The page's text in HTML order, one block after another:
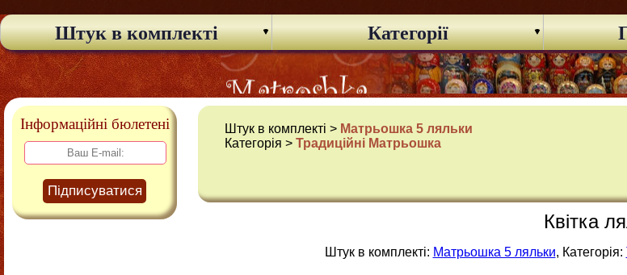
Штук в комплекті Категорії
Інформаційні бюлетені
Підписуватися
Штук в комплекті > Матрьошка 5 ляльки
Категорія >Традиційні Матрьошка
Квітка
Штук в комплекті: Матрьошка 5 ляльки, Категорія: